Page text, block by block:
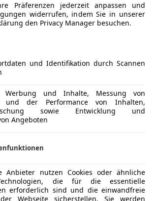
Präferenzen jederzeit anpassen und
widerrufen, indem Sie in unserer
den Privacy Manager besuchen.
und Identifikation durch Scannen
Werbung und Inhalte, Messung von
und der Performance von Inhalten,
sowie Entwicklung und
Angeboten
Anbieter nutzen Cookies oder ähnliche
die für die essentielle
erforderlich sind und die einwandfreie
Webseite sicherstellen. Sie werden